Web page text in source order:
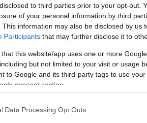
to third parties prior to your opt-out.
of your personal information by third
This information may also be disclosed by us
Participants that may further disclose it to
that this website/app uses one or more
but not limited to your visit or usage
to Google and its third-party tags to use
consent section.
Data Processing Opt Outs
οδηγίες της Υπηρεσίας μας και τις ως άνω
Υγείας και Εργασίας και Κοινωνικής
παθήσεις ή πνευμονοπάθεια